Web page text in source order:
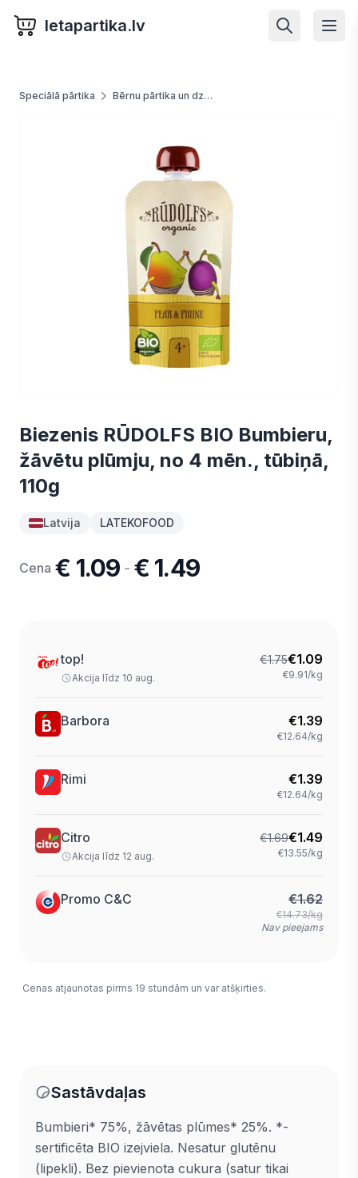
letapartika.lv
Speciālā pārtika Bērnu pārtika un dzērieni
Biezenis RŪDOLFS BIO Bumbieru,
žāvētu plūmju, no 4 mēn., tūbiņā,
110g
Latvija LATEKOFOOD
Cena € 1.09 - € 1.49
top!
Akcija līdz 10 aug.
€1.75€1.09
€9.91/kg
Barbora €1.39
€12.64/kg
Rimi €1.39
€12.64/kg
Citro
Akcija līdz 12 aug.
€1.69€1.49
€13.55/kg
Promo C&C €1.62
€14.73/kg
Nav pieejams
Cenas atjaunotas pirms 19 stundām un var atšķirties.
Sastāvdaļas
Bumbieri* 75%, žāvētas plūmes* 25%. *-
sertificēta BIO izejviela. Nesatur glutēnu
(lipekli). Bez pievienota cukura (satur tikai